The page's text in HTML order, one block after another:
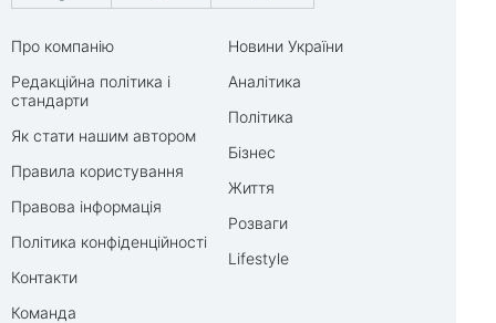
Про компанію
Редакційна політика і
стандарти
Як стати нашим автором
Правила користування
Правова інформація
Політика конфіденційності
Контакти
Команда
Новини України
Аналітика
Політика
Бізнес
Життя
Розваги
Lifestyle